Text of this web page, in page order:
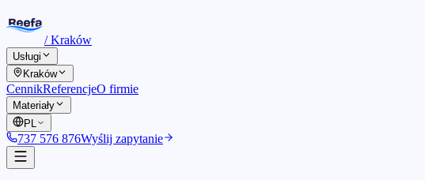
/Kraków
Usługi
Kraków
CennikReferencjeO firmie
Materiały
PL
737 576 876Wyślij zapytanie